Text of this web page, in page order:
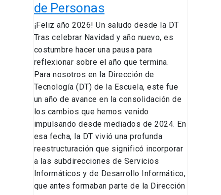
de Personas
¡Feliz año 2026! Un saludo desde la DT
Tras celebrar Navidad y año nuevo, es
costumbre hacer una pausa para
reflexionar sobre el año que termina.
Para nosotros en la Dirección de
Tecnología (DT) de la Escuela, este fue
un año de avance en la consolidación de
los cambios que hemos venido
impulsando desde mediados de 2024. En
esa fecha, la DT vivió una profunda
reestructuración que significó incorporar
a las subdirecciones de Servicios
Informáticos y de Desarrollo Informático,
que antes formaban parte de la Dirección